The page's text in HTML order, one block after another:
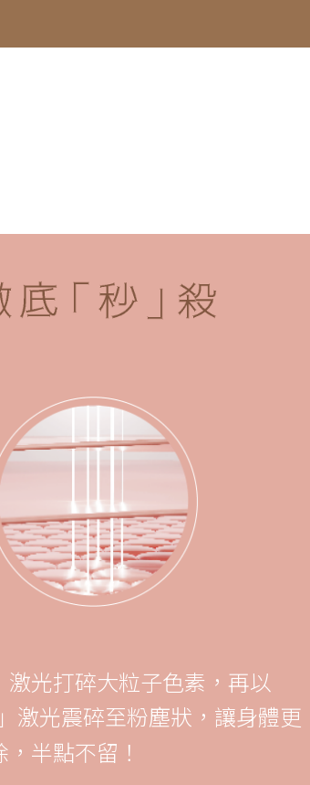
激光打碎大粒子色素，再以
」激光震碎至粉塵狀，讓身體更
半點不留！